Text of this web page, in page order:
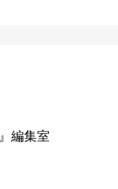
編集室